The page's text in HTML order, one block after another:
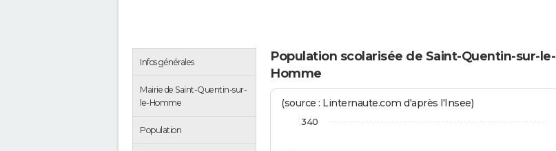
Infos générales
Mairie de Saint-Quentin-sur-
le-Homme
Population
Population scolarisée de Saint-Quentin-sur-le-
Homme
(source : Linternaute.com d'après l'Insee)
340